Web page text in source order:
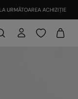
URMĂTOAREA ACHIZIȚIE